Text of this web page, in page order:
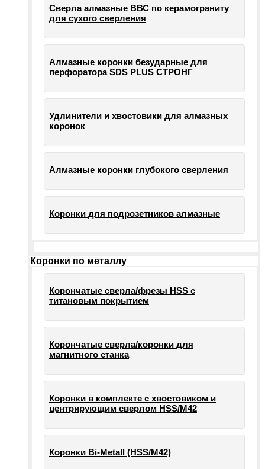
Сверла алмазные ВВС по керамограниту
для сухого сверления
Алмазные коронки безударные для
перфоратора SDS PLUS СТРОНГ
Удлинители и хвостовики для алмазных
коронок
Алмазные коронки глубокого сверления
Коронки для подрозетников алмазные
Коронки по металлу
Корончатые сверла/фрезы HSS c
титановым покрытием
Корончатые сверла/коронки для
магнитного станка
Коронки в комплекте с хвостовиком и
центрирующим сверлом HSS/М42
Коронки Bi-Metall (HSS/М42)